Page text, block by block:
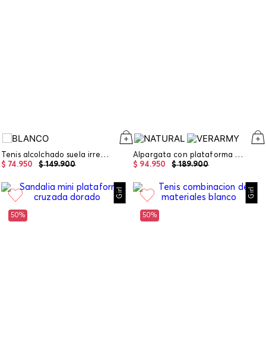
Tenis alcolchado suela irregular basico
$ 149.900
$ 74.950
Alpargata con plataforma tejida
$ 189.900
$ 94.950
Girl
50%
Girl
50%